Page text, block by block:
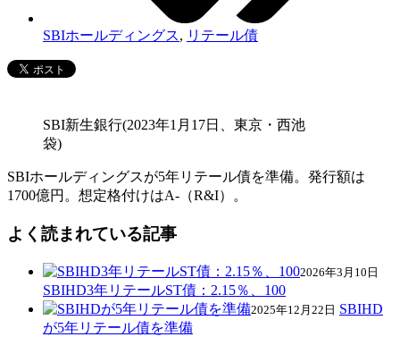
SBIホールディングス, リテール債
SBI新生銀行(2023年1月17日、東京・西池
袋)
SBIホールディングスが5年リテール債を準備。発行額は
1700億円。想定格付けはA-（R&I）。
よく読まれている記事
2026年3月10日
SBIHD3年リテールST債：2.15％、100
2025年12月22日 SBIHD
が5年リテール債を準備